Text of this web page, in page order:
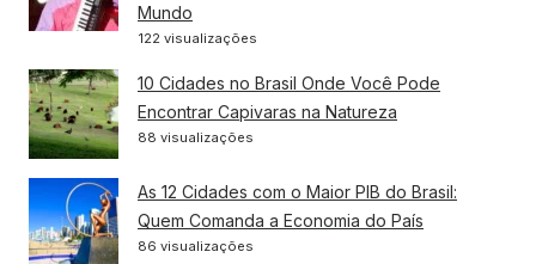
Mundo
122 visualizações
10 Cidades no Brasil Onde Você Pode
Encontrar Capivaras na Natureza
88 visualizações
As 12 Cidades com o Maior PIB do Brasil:
Quem Comanda a Economia do País
86 visualizações